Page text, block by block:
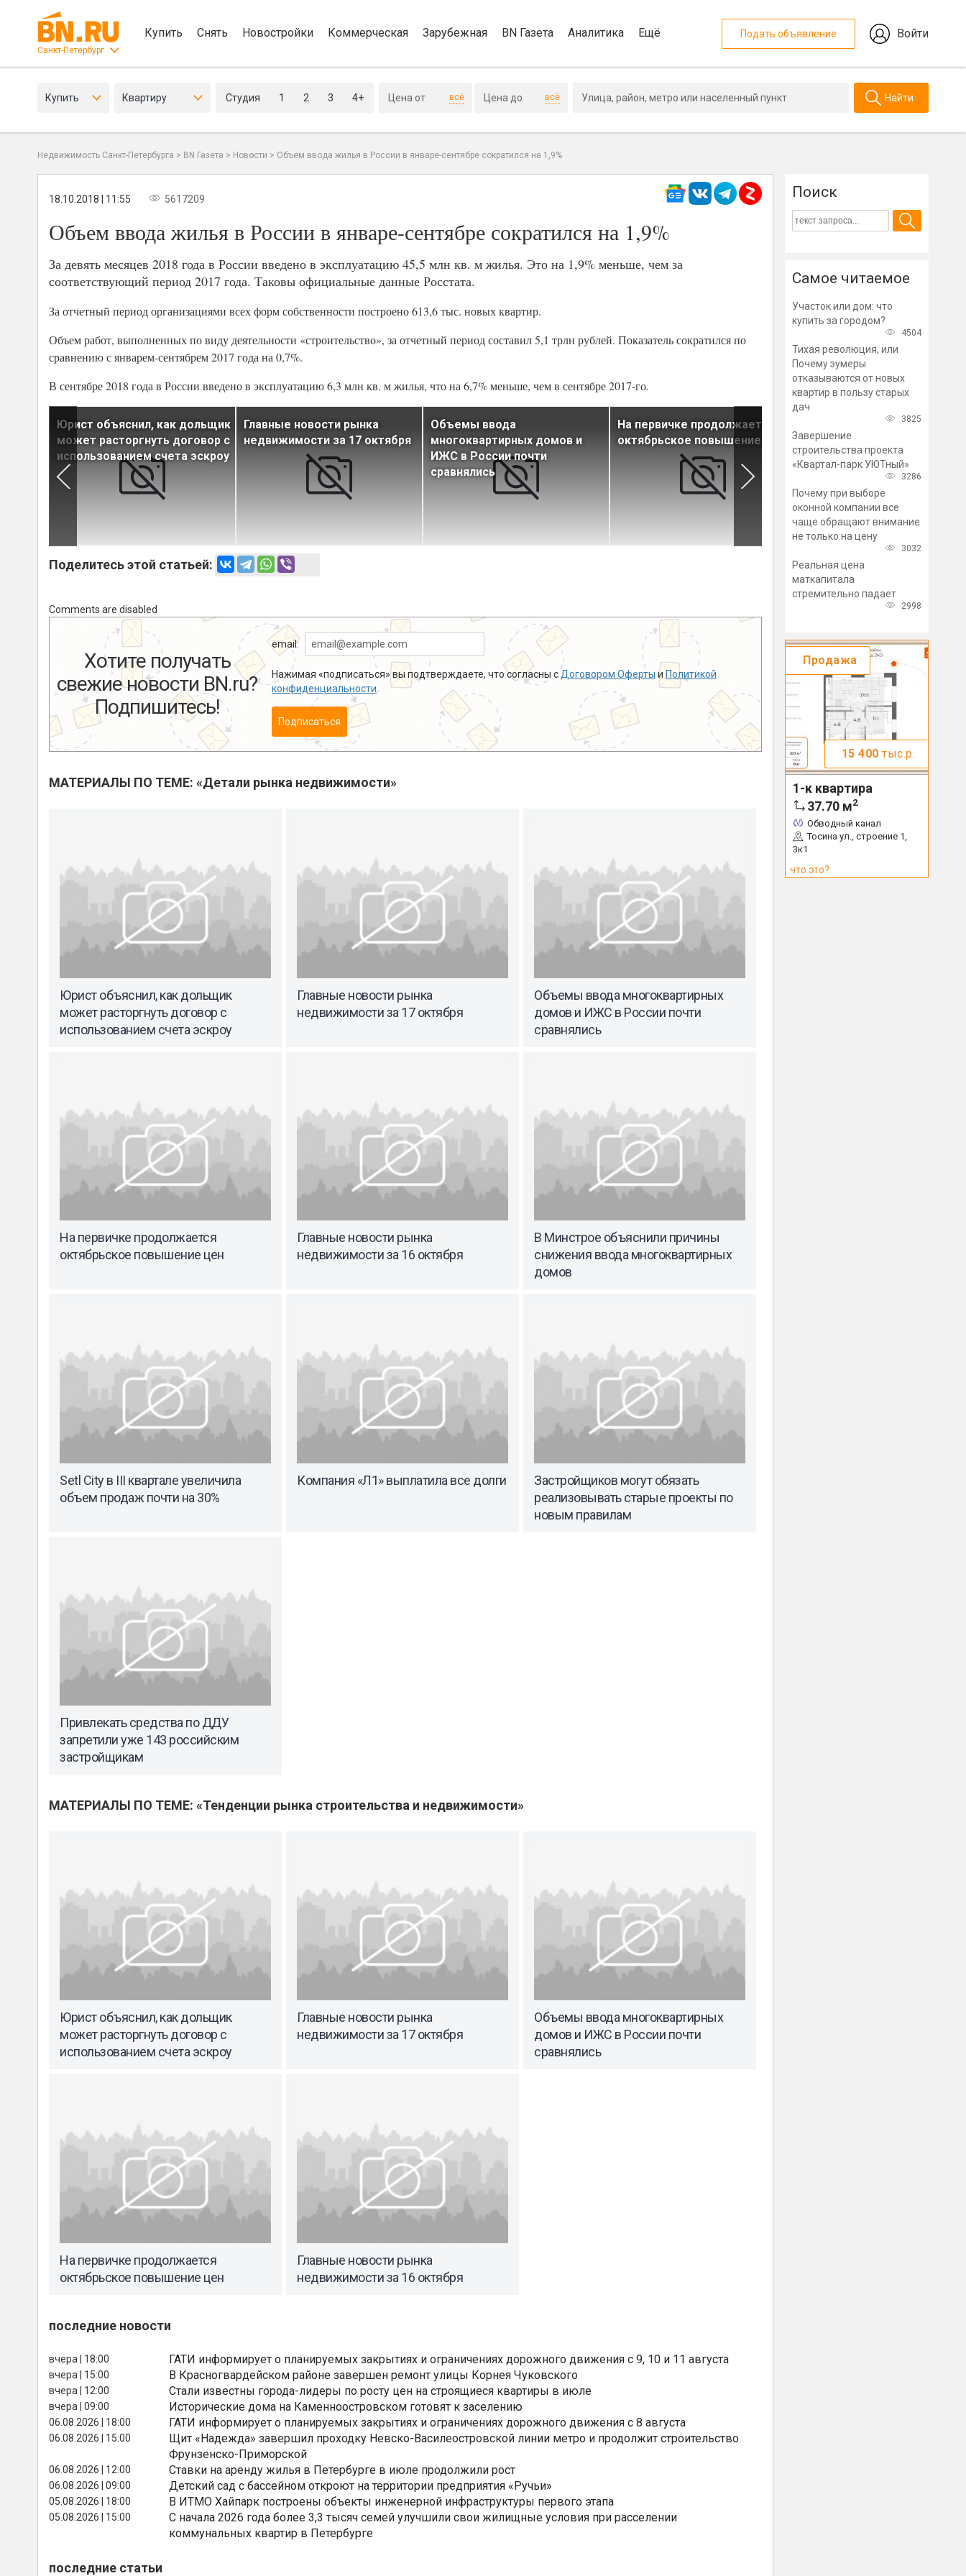
Санкт-Петербург
Купить Снять Новостройки Коммерческая Зарубежная BN Газета Аналитика Ещё Подать объявление Войти
Купить Квартиру Студия 1 2 3 4+ всё всё Найти
Недвижимость Санкт-Петербурга > BN Газета > Новости > Объем ввода жилья в России в январе-сентябре сократился на 1,9%
18.10.2018 | 11:55 5617209
Объем ввода жилья в России в январе-сентябре сократился на 1,9%
За девять месяцев 2018 года в России введено в эксплуатацию 45,5 млн кв. м жилья. Это на 1,9% меньше, чем за
соответствующий период 2017 года. Таковы официальные данные Росстата.
За отчетный период организациями всех форм собственности построено 613,6 тыс. новых квартир.
Объем работ, выполненных по виду деятельности «строительство», за отчетный период составил 5,1 трлн рублей. Показатель сократился по
сравнению с январем-сентябрем 2017 года на 0,7%.
В сентябре 2018 года в России введено в эксплуатацию 6,3 млн кв. м жилья, что на 6,7% меньше, чем в сентябре 2017-го.
Юрист объяснил, как дольщик
может расторгнуть договор с
использованием счета эскроу
Главные новости рынка
недвижимости за 17 октября
Объемы ввода
многоквартирных домов и
ИЖС в России почти
сравнялись
На первичке продолжается
октябрьское повышение цен
Главные новости рынка
недвижимости за 16
Поделитесь этой статьей:
Comments are disabled
Хотите получать
свежие новости BN.ru?
Подпишитесь!
email:
Нажимая «подписаться» вы подтверждаете, что согласны с Договором Оферты и Политикой
конфиденциальности
Подписаться
МАТЕРИАЛЫ ПО ТЕМЕ: «Детали рынка недвижимости»
Юрист объяснил, как дольщик
может расторгнуть договор с
использованием счета эскроу
Главные новости рынка
недвижимости за 17 октября
Объемы ввода многоквартирных
домов и ИЖС в России почти
сравнялись
На первичке продолжается
октябрьское повышение цен
Главные новости рынка
недвижимости за 16 октября
В Минстрое объяснили причины
снижения ввода многоквартирных
домов
Setl City в III квартале увеличила
объем продаж почти на 30%
Компания «Л1» выплатила все долги
Застройщиков могут обязать
реализовывать старые проекты по
новым правилам
Привлекать средства по ДДУ
запретили уже 143 российским
застройщикам
МАТЕРИАЛЫ ПО ТЕМЕ: «Тенденции рынка строительства и недвижимости»
Юрист объяснил, как дольщик
может расторгнуть договор с
использованием счета эскроу
Главные новости рынка
недвижимости за 17 октября
Объемы ввода многоквартирных
домов и ИЖС в России почти
сравнялись
На первичке продолжается
октябрьское повышение цен
Главные новости рынка
недвижимости за 16 октября
последние новости
вчера | 18:00 ГАТИ информирует о планируемых закрытиях и ограничениях дорожного движения с 9, 10 и 11 августа
вчера | 15:00 В Красногвардейском районе завершен ремонт улицы Корнея Чуковского
вчера | 12:00 Стали известны города-лидеры по росту цен на строящиеся квартиры в июле
вчера | 09:00 Исторические дома на Каменноостровском готовят к заселению
06.08.2026 | 18:00 ГАТИ информирует о планируемых закрытиях и ограничениях дорожного движения с 8 августа
06.08.2026 | 15:00
Щит «Надежда» завершил проходку Невско-Василеостровской линии метро и продолжит строительство
Фрунзенско-Приморской
06.08.2026 | 12:00 Ставки на аренду жилья в Петербурге в июле продолжили рост
06.08.2026 | 09:00 Детский сад с бассейном откроют на территории предприятия «Ручьи»
05.08.2026 | 18:00 В ИТМО Хайпарк построены объекты инженерной инфраструктуры первого этапа
05.08.2026 | 15:00
С начала 2026 года более 3,3 тысяч семей улучшили свои жилищные условия при расселении
коммунальных квартир в Петербурге
последние статьи
Поиск
Самое читаемое
Участок или дом: что
купить за городом?
4504
Тихая революция, или
Почему зумеры
отказываются от новых
квартир в пользу старых
дач
3825
Завершение
строительства проекта
«Квартал-парк УЮТный»
3286
Почему при выборе
оконной компании все
чаще обращают внимание
не только на цену
3032
Реальная цена
маткапитала
стремительно падает
2998
Продажа
15 400 тыс.р.
1-к квартира
37.70 м2
Обводный канал
Тосина ул., строение 1,
3к1
что это?